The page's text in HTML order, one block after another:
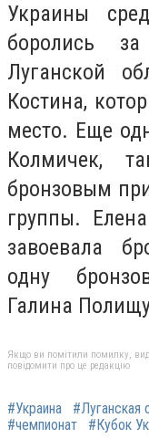
Украины
боролись
Луганской
Костина,
место. Еще
Колмичек,
бронзовым
группы.
завоевала
одну
Галина
Якщо ви помітили помилку,
повідомити про це редакцію
#Украина #Луганская
#чемпионат
#Кубок